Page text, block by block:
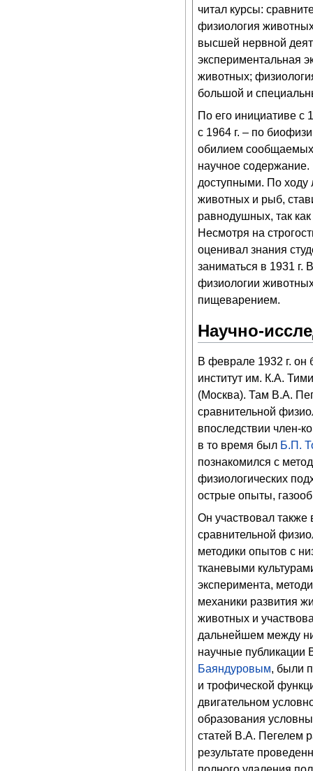
читал курсы:
физиология
высшей нервной
экспериментальная
животных;
большой и
По его инициативе с
с 1964 г. – по
обилием сообщаемых
научное
доступными. По ходу
животных и рыб,
равнодушных, так как
Несмотря на
оценивал знания
заниматься в 1931 г.
физиологии
пищеварением.
Научно-
В феврале 1932 г. он
институт им. К.А.
(Москва). Там В.А.
сравнительной
впоследствии член-
в то время был Б.П.
познакомился с
физиологических
острые опыты,
Он участвовал
сравнительной
методики опытов с
тканевыми
эксперимента,
механики развития
животных и
дальнейшем между
научные публикации
Баяндуровым, были
и трофической
двигательном
образования
статей В.А. Пегелем
результате